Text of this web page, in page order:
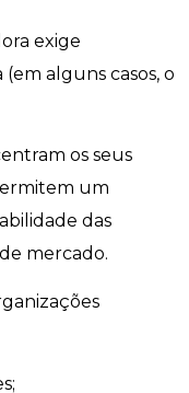
exige
alguns casos, o
os seus
um
das
mercado.